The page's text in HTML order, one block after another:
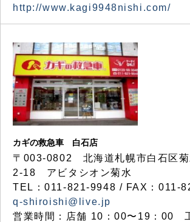
http://www.kagi9948nishi.com/
カギの救急車 白石店
〒003-0802 北海道札幌市白石区菊
2-18 アビタシオン菊水
TEL：011-821-9948 / FAX：011-
q-shiroishi@live.jp
営業時間：店舗 10：00〜19：00